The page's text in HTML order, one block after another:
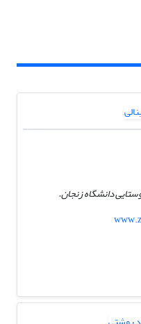
دانشگاه زنجان.